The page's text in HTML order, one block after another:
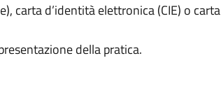
carta d’identità elettronica (CIE) o carta
della pratica.